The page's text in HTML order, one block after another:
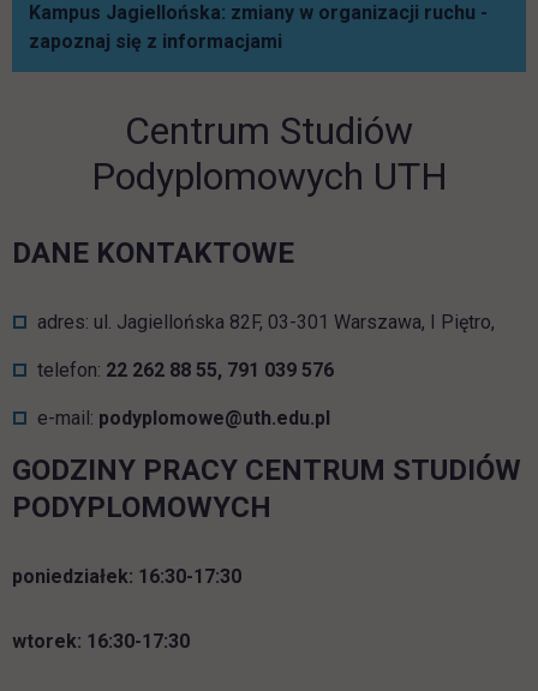
Kampus Jagiellońska: zmiany w organizacji ruchu -
zapoznaj się z informacjami
Centrum Studiów
Podyplomowych UTH
DANE KONTAKTOWE
adres: ul. Jagiellońska 82F, 03-301 Warszawa, I Piętro,
telefon: 22 262 88 55, 791 039 576
e-mail: podyplomowe@uth.edu.pl
GODZINY PRACY CENTRUM STUDIÓW
PODYPLOMOWYCH
poniedziałek: 16:30-17:30
wtorek: 16:30-17:30